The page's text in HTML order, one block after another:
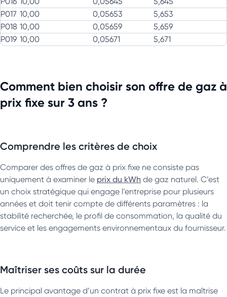
P017 10,00 0,05653
5,653
P018 10,00 0,05659
5,659
P019 10,00 0,05671 5,671
Comment bien choisir son offre de gaz à
prix fixe sur 3 ans ?
Comprendre les critères de choix
Comparer des offres de gaz à prix fixe ne consiste pas
uniquement à examiner le prix du kWh de gaz naturel. C’est
un choix stratégique qui engage l’entreprise pour plusieurs
années et doit tenir compte de différents paramètres : la
stabilité recherchée, le profil de consommation, la qualité du
service et les engagements environnementaux du fournisseur.
Maîtriser ses coûts sur la durée
Le principal avantage d’un contrat à prix fixe est la maîtrise